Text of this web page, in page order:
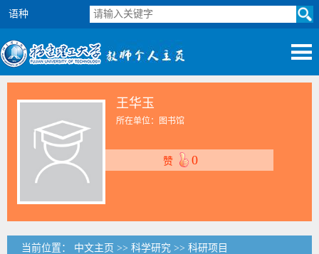
语种
王华玉
所在单位：图书馆
赞 0
当前位置： 中文主页 >> 科学研究 >> 科研项目